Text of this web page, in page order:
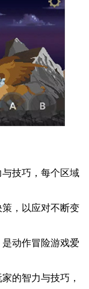
技巧，每个区域
，以应对不断变
动作冒险游戏爱
的智力与技巧，